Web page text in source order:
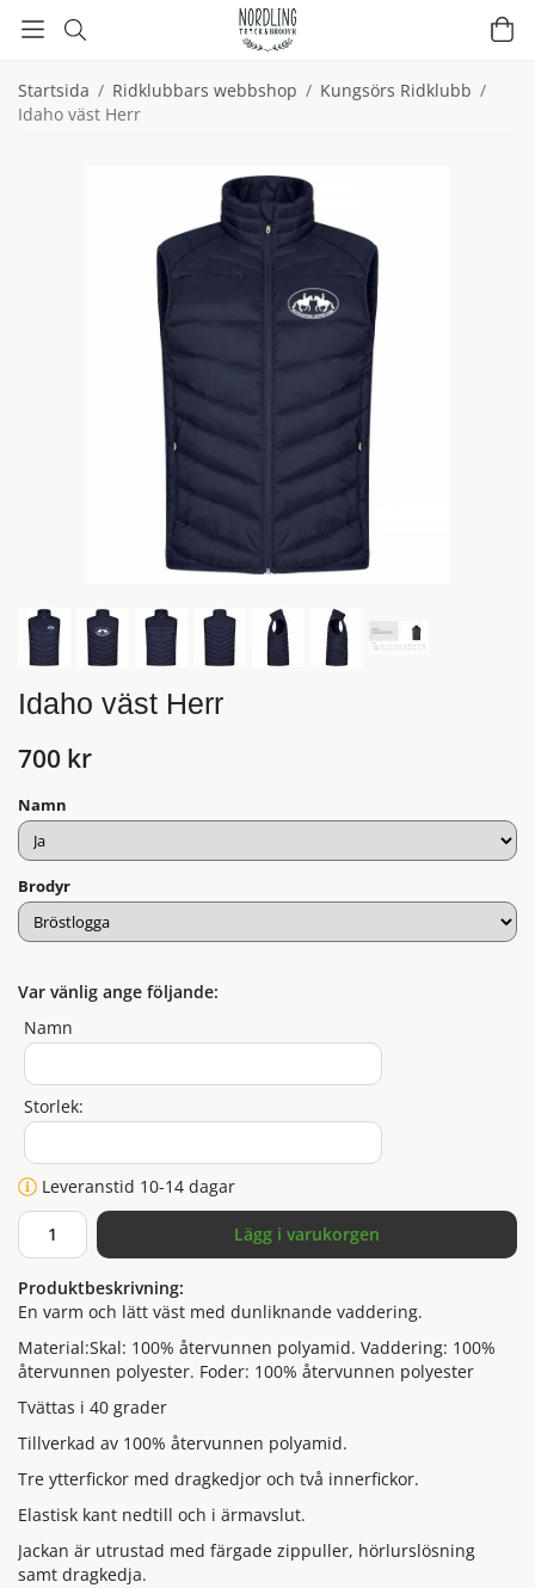
Startsida / Ridklubbars webbshop / Kungsörs Ridklubb /
Idaho väst Herr
Idaho väst Herr
700 kr
Namn
Brodyr
Var vänlig ange följande:
Namn
Storlek:
Leveranstid 10-14 dagar
Lägg i varukorgen
Produktbeskrivning:
En varm och lätt väst med dunliknande vaddering.
Material:Skal: 100% återvunnen polyamid. Vaddering: 100%
återvunnen polyester. Foder: 100% återvunnen polyester
Tvättas i 40 grader
Tillverkad av 100% återvunnen polyamid.
Tre ytterfickor med dragkedjor och två innerfickor.
Elastisk kant nedtill och i ärmavslut.
Jackan är utrustad med färgade zippuller, hörlurslösning
samt dragkedja.